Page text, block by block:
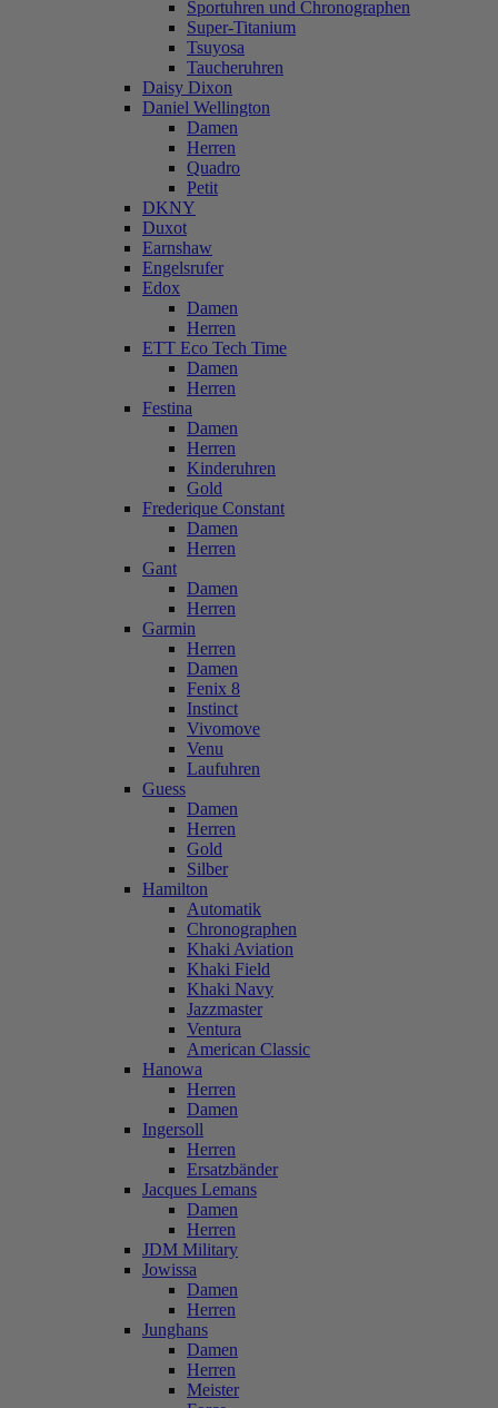
Sportuhren und Chronographen
Super-Titanium
Tsuyosa
Taucheruhren
Daisy Dixon
Daniel Wellington
Damen
Herren
Quadro
Petit
DKNY
Duxot
Earnshaw
Engelsrufer
Edox
Damen
Herren
ETT Eco Tech Time
Damen
Herren
Festina
Damen
Herren
Kinderuhren
Gold
Frederique Constant
Damen
Herren
Gant
Damen
Herren
Garmin
Herren
Damen
Fenix 8
Instinct
Vivomove
Venu
Laufuhren
Guess
Damen
Herren
Gold
Silber
Hamilton
Automatik
Chronographen
Khaki Aviation
Khaki Field
Khaki Navy
Jazzmaster
Ventura
American Classic
Hanowa
Herren
Damen
Ingersoll
Herren
Ersatzbänder
Jacques Lemans
Damen
Herren
JDM Military
Jowissa
Damen
Herren
Junghans
Damen
Herren
Meister